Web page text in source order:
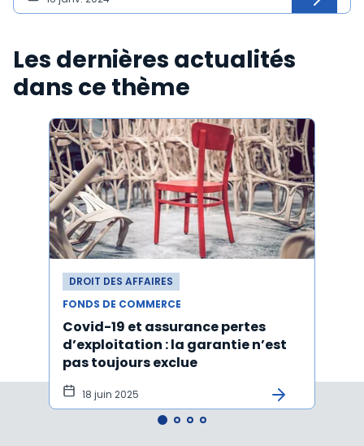
Les dernières actualités
dans ce thème
DROIT DES AFFAIRES
FONDS DE COMMERCE
Covid-19 et assurance pertes
d’exploitation : la garantie n’est
pas toujours exclue
18 juin 2025
tôt